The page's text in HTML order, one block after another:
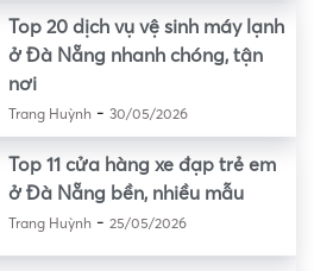
Top 20 dịch vụ vệ sinh máy lạnh
ở Đà Nẵng nhanh chóng, tận
nơi
Trang Huỳnh- 30/05/2026
Top 11 cửa hàng xe đạp trẻ em
ở Đà Nẵng bền, nhiều mẫu
Trang Huỳnh- 25/05/2026